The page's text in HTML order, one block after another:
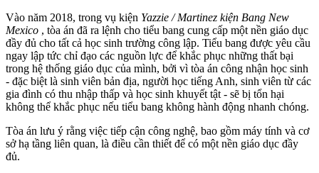
Vào năm 2018, trong vụ kiện Yazzie / Martinez kiện Bang New
Mexico , tòa án đã ra lệnh cho tiểu bang cung cấp một nền giáo dục
đầy đủ cho tất cả học sinh trường công lập. Tiểu bang được yêu cầu
ngay lập tức chỉ đạo các nguồn lực để khắc phục những thất bại
trong hệ thống giáo dục của mình, bởi vì tòa án công nhận học sinh
- đặc biệt là sinh viên bản địa, người học tiếng Anh, sinh viên từ các
gia đình có thu nhập thấp và học sinh khuyết tật - sẽ bị tổn hại
không thể khắc phục nếu tiểu bang không hành động nhanh chóng.
Tòa án lưu ý rằng việc tiếp cận công nghệ, bao gồm máy tính và cơ
sở hạ tầng liên quan, là điều cần thiết để có một nền giáo dục đầy
đủ.